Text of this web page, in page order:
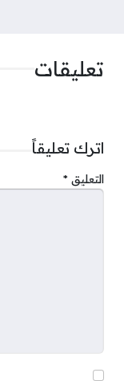
تعليقات
اترك تعليقاً
التعليق *